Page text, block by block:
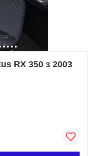
RX 350 з 2003